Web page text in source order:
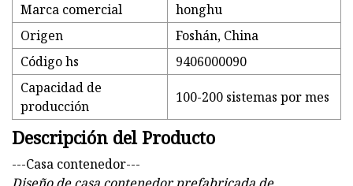
Marca comercial
honghu
Origen
Foshán, China
Código hs
9406000090
Capacidad de
producción
100-200 sistemas por mes
Descripción del Producto
---Casa contenedor---